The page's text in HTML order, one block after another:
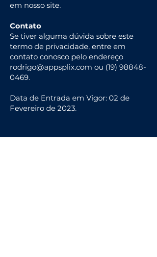
em nosso site.
Contato
Se tiver alguma dúvida sobre este
termo de privacidade, entre em
contato conosco pelo endereço
rodrigo@appsplix.com ou (19) 98848-
0469.
Data de Entrada em Vigor: 02 de
Fevereiro de 2023.